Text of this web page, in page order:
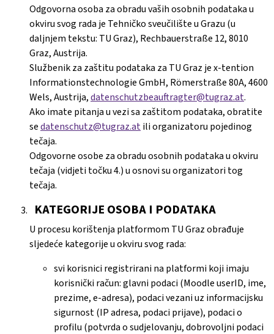
Odgovorna osoba za obradu vaših osobnih podataka u
okviru svog rada je Tehničko sveučilište u Grazu (u
daljnjem tekstu: TU Graz), Rechbauerstraße 12, 8010
Graz, Austrija.
Službenik za zaštitu podataka za TU Graz je x-tention
Informationstechnologie GmbH, Römerstraße 80A, 4600
Wels, Austrija,datenschutzbeauftragter@tugraz.at.
Ako imate pitanja u vezi sa zaštitom podataka, obratite
sedatenschutz@tugraz.atili organizatoru pojedinog
tečaja.
Odgovorne osobe za obradu osobnih podataka u okviru
tečaja (vidjeti točku 4.) u osnovi su organizatori tog
tečaja.
KATEGORIJE OSOBA I PODATAKA
U procesu korištenja platformom TU Graz obrađuje
sljedeće kategorije u okviru svog rada:
svi korisnici registrirani na platformi koji imaju
korisnički račun: glavni podaci (Moodle userID, ime,
prezime, e-adresa), podaci vezani uz informacijsku
sigurnost (IP adresa, podaci prijave), podaci o
profilu (potvrda o sudjelovanju, dobrovoljni podaci